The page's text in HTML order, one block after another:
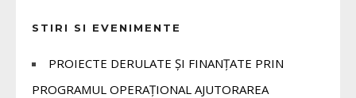
STIRI SI EVENIMENTE
PROIECTE DERULATE ȘI FINANȚATE PRIN
PROGRAMUL OPERAȚIONAL AJUTORAREA